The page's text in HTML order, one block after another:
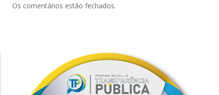
Os comentários estão fechados.